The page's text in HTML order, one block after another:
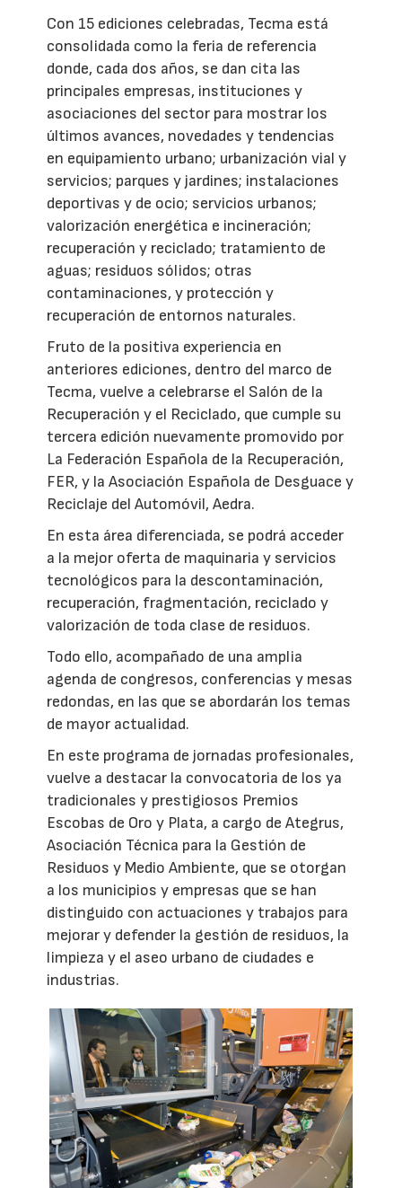
Con 15 ediciones celebradas, Tecma está
consolidada como la feria de referencia
donde, cada dos años, se dan cita las
principales empresas, instituciones y
asociaciones del sector para mostrar los
últimos avances, novedades y tendencias
en equipamiento urbano; urbanización vial y
servicios; parques y jardines; instalaciones
deportivas y de ocio; servicios urbanos;
valorización energética e incineración;
recuperación y reciclado; tratamiento de
aguas; residuos sólidos; otras
contaminaciones, y protección y
recuperación de entornos naturales.
Fruto de la positiva experiencia en
anteriores ediciones, dentro del marco de
Tecma, vuelve a celebrarse el Salón de la
Recuperación y el Reciclado, que cumple su
tercera edición nuevamente promovido por
La Federación Española de la Recuperación,
FER, y la Asociación Española de Desguace y
Reciclaje del Automóvil, Aedra.
En esta área diferenciada, se podrá acceder
a la mejor oferta de maquinaria y servicios
tecnológicos para la descontaminación,
recuperación, fragmentación, reciclado y
valorización de toda clase de residuos.
Todo ello, acompañado de una amplia
agenda de congresos, conferencias y mesas
redondas, en las que se abordarán los temas
de mayor actualidad.
En este programa de jornadas profesionales,
vuelve a destacar la convocatoria de los ya
tradicionales y prestigiosos Premios
Escobas de Oro y Plata, a cargo de Ategrus,
Asociación Técnica para la Gestión de
Residuos y Medio Ambiente, que se otorgan
a los municipios y empresas que se han
distinguido con actuaciones y trabajos para
mejorar y defender la gestión de residuos, la
limpieza y el aseo urbano de ciudades e
industrias.